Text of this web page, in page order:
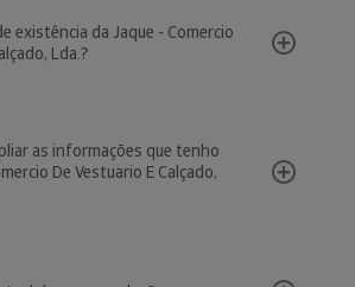
existência da Jaque - Comercio
Lda.?
as informações que tenho
De Vestuario E Calçado,